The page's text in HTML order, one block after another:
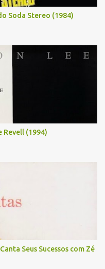
Soda Stereo (1984)
Revell (1994)
Seus Sucessos com Zé